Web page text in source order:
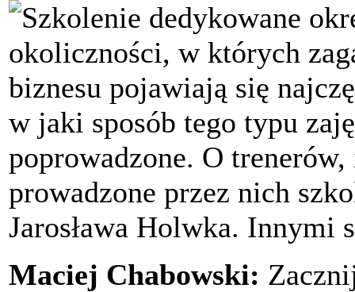
Szkolenie dedykowane
okoliczności, w których
biznesu pojawiają się
w jaki sposób tego typu
poprowadzone. O
prowadzone przez nich
Jarosława Holwka. Innymi
Maciej Chabowski: